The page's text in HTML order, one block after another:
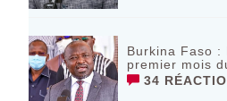
Burkina Faso
premier mois
34